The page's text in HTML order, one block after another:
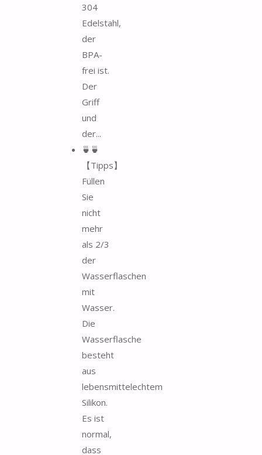
304
Edelstahl,
der
BPA-
frei ist.
Der
Griff
und
der...
🍵🍵
【Tipps】
Füllen
Sie
nicht
mehr
als 2/3
der
Wasserflaschen
mit
Wasser.
Die
Wasserflasche
besteht
aus
lebensmittelechtem
Silikon.
Es ist
normal,
dass